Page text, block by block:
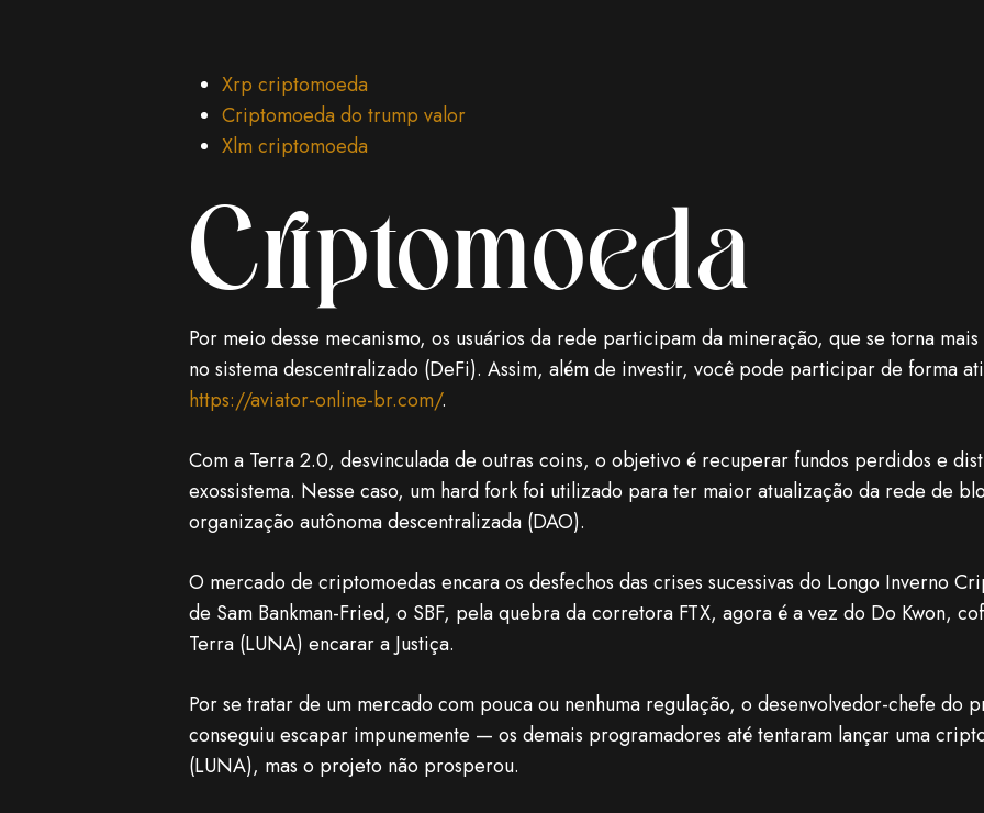
Xrp criptomoeda
Criptomoeda do trump valor
Xlm criptomoeda
Criptomoeda
Por meio desse mecanismo, os usuários da rede participam da mineração, que se torna
no sistema descentralizado (DeFi). Assim, além de investir, você pode participar de forma
https://aviator-online-br.com/.
Com a Terra 2.0, desvinculada de outras coins, o objetivo é recuperar fundos perdidos e
exossistema. Nesse caso, um hard fork foi utilizado para ter maior atualização da rede de
organização autônoma descentralizada (DAO).
O mercado de criptomoedas encara os desfechos das crises sucessivas do Longo Inverno
de Sam Bankman-Fried, o SBF, pela quebra da corretora FTX, agora é a vez do Do Kwon,
Terra (LUNA) encarar a Justiça.
Por se tratar de um mercado com pouca ou nenhuma regulação, o desenvolvedor-chefe do
conseguiu escapar impunemente — os demais programadores até tentaram lançar uma
(LUNA), mas o projeto não prosperou.